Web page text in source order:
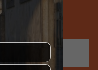
Masculino